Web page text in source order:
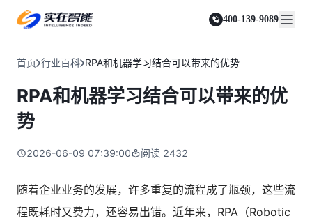
400-139-9089
人人都会用的智能体
智能文档审阅平台
实在 RPA 机器人
可靠的机器人终端
实在 RPA 控制器
强大的智能中枢
全面支持国产信创生态
实在取数宝
一键提数整合，洞察更高效
通信运营商
零售电商
能源及制造业
医药行业
更多行业客户
金融
运营商
店铺运营 | 私域运营 | 数据运营 | 仓储管理
统计税务 | 行政审批 | 基层减负 | 优化营商
烟草
资源与支持
实在学院
智能体市场
合作伙伴
客户支持
关于实在
媒体报道
视频动态
加入我们
首页 行业百科 RPA和机器学习结合可以带来的优势
RPA和机器学习结合可以带来的优
势
2026-06-09 07:39:00 阅读 2432
随着企业业务的发展，许多重复的流程成了瓶颈，这些流
程既耗时又费力，还容易出错。近年来，RPA（Robotic